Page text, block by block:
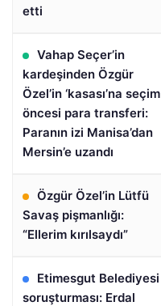
etti
Vahap Seçer’in
kardeşinden Özgür
Özel’in ‘kasası’na seçim
öncesi para transferi:
Paranın izi Manisa’dan
Mersin’e uzandı
Özgür Özel’in Lütfü
Savaş pişmanlığı:
“Ellerim kırılsaydı”
Etimesgut Belediyesi
soruşturması: Erdal